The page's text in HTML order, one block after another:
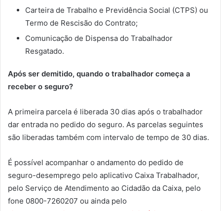
Carteira de Trabalho e Previdência Social (CTPS) ou
Termo de Rescisão do Contrato;
Comunicação de Dispensa do Trabalhador
Resgatado.
Após ser demitido, quando o trabalhador começa a
receber o seguro?
A primeira parcela é liberada 30 dias após o trabalhador
dar entrada no pedido do seguro. As parcelas seguintes
são liberadas também com intervalo de tempo de 30 dias.
É possível acompanhar o andamento do pedido de
seguro-desemprego pelo aplicativo Caixa Trabalhador,
pelo Serviço de Atendimento ao Cidadão da Caixa, pelo
fone 0800-7260207 ou ainda pelo